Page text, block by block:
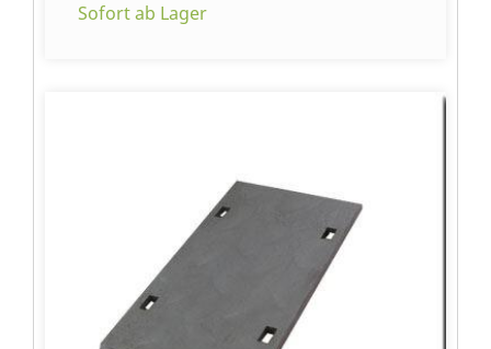
Sofort ab Lager